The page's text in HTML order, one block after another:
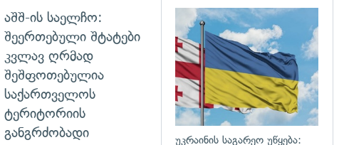
გადახედვა
აშშ-ის საელჩო:
შეერთებული შტატები
კვლავ ღრმად
შეშფოთებულია
საქართველოს
ტერიტორიის
განგრძობადი
უკრაინის საგარეო უწყება: